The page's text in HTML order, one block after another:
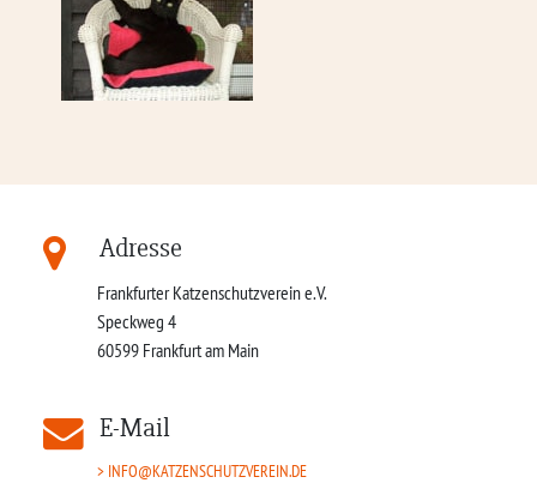
Adresse
Frankfurter Katzenschutzverein e.V.
Speckweg 4
60599 Frankfurt am Main
E-Mail
INFO@KATZENSCHUTZVEREIN.DE